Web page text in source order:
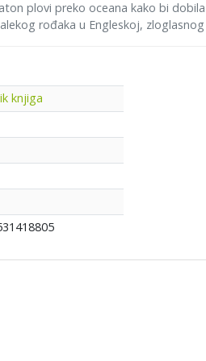
plovi preko oceana kako bi
rođaka u Engleskoj, zloglasnog
knjiga